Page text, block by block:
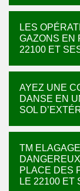
LES
GAZONS EN
22100 ET
AYEZ UNE
DANSE EN
SOL
TM
PLACE DES
LE 22100 ET